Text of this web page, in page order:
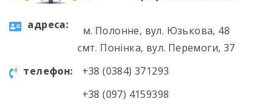
aдресa:
м. Полонне, вул. Юзькова, 48
смт. Понінка, вул. Перемоги, 37
телефон:
+38 (0384) 371293
+38 (097) 4159398